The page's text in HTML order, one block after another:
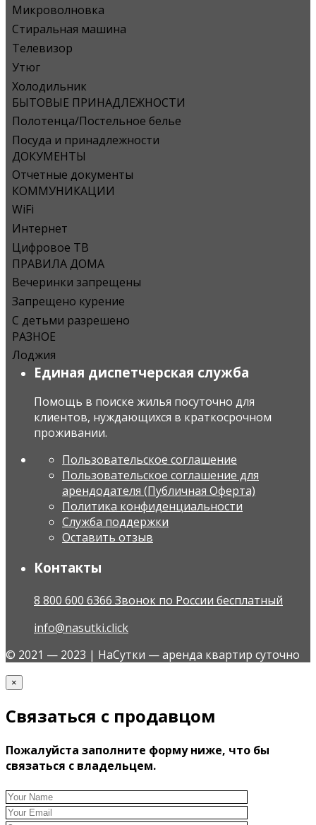
Микроволновка
Стиральная машина
Телевизор
Утюг
Холодильник
БЫТОВЫЕ ПРИНАДЛЕЖНОСТИ
Полотенца/Постельное белье
Посуда и принадлежности
ДОКУМЕНТЫ
Отчетные документы
КОММУНИКАЦИИ
WiFi
Интернет
Цифровое ТВ
ПРАВИЛА ДОМА
Вечеринки запрещены
Запрещено курение
С детьми разрешено
РАЗНОЕ
Лоджия
Единая диспетчерская служба
Помощь в поиске жилья посуточно для
клиентов, нуждающихся в краткосрочном
проживании.
Пользовательское соглашение
Пользовательское соглашение для
арендодателя (Публичная Оферта)
Политика конфиденциальности
Служба поддержки
Оставить отзыв
Контакты
8 800 600 6366 Звонок по России бесплатный
info@nasutki.click
© 2021 — 2023 | НаСутки — аренда квартир суточно
×
Связаться с продавцом
Пожалуйста заполните форму ниже, что бы
связаться с владельцем.